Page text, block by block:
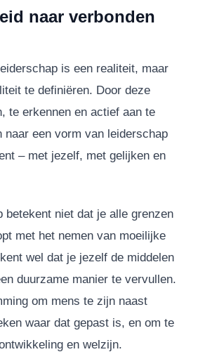
naar verbonden
is een realiteit, maar
te definiëren. Door deze
te erkennen en actief aan te
naar een vorm van leiderschap
– met jezelf, met gelijken en
betekent niet dat je alle grenzen
met het nemen van moeilijke
wel dat je jezelf de middelen
duurzame manier te vervullen.
om mens te zijn naast
waar dat gepast is, en om te
en welzijn.